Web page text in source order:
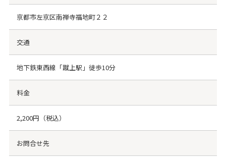
京都市左京区南禅寺福地町２２
交通
地下鉄東西線「蹴上駅」徒歩10分
料金
2,200円（税込）
お問合せ先